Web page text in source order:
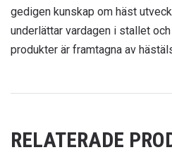
gedigen kunskap om häst
underlättar vardagen i stallet
produkter är framtagna av
RELATERADE